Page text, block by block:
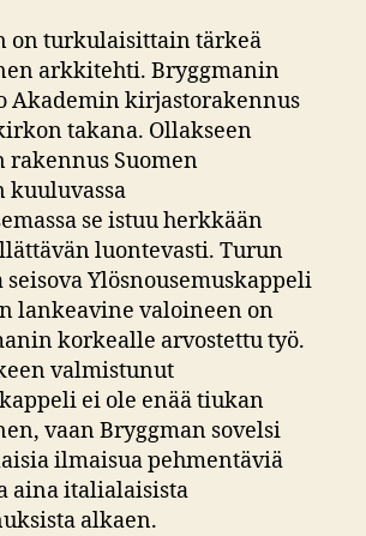
on turkulaisittain tärkeä
arkkitehti. Bryggmanin
Akademin kirjastorakennus
takana. Ollakseen
Suomen
se istuu herkkään
luontevasti. Turun
Ylösnousemuskappeli
lankeavine valoineen on
korkealle arvostettu työ.
valmistunut
ei ole enää tiukan
vaan Bryggman sovelsi
ilmaisua pehmentäviä
aina italialaisista
alkaen.